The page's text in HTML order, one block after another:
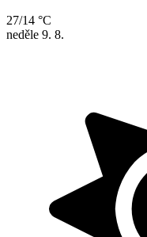
27/14 °C
neděle 9. 8.